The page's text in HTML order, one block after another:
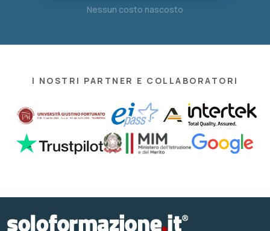
Nessun costo nascosto
I NOSTRI PARTNER E COLLABORATORI